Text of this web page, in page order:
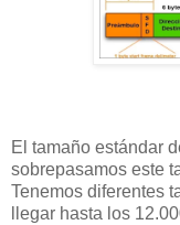
El tamaño estándar
sobrepasamos este
Tenemos diferentes
llegar hasta los